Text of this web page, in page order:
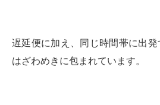
遅延便に加え、同じ時間帯に出
はざわめきに包まれています。